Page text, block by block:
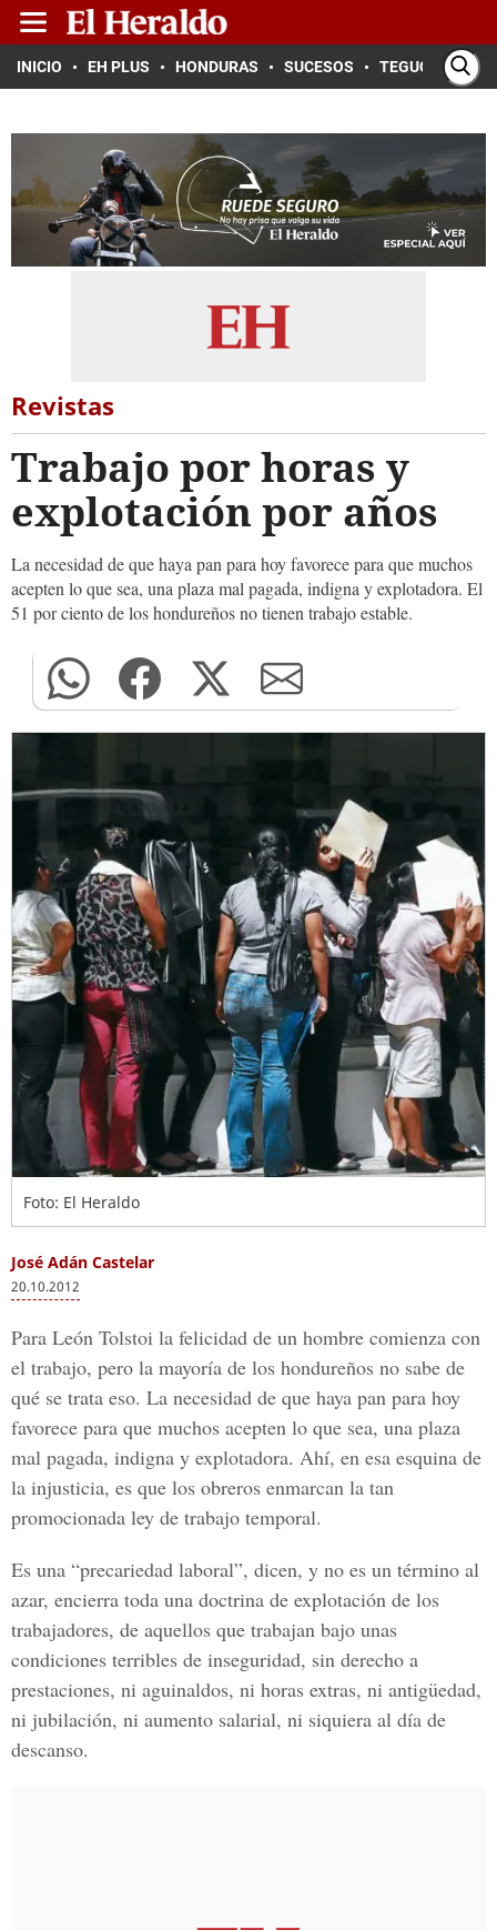
INICIO EH PLUS HONDURAS SUCESOS TEGUCIGALPA
Revistas
Trabajo por horas y
explotación por años
La necesidad de que haya pan para hoy favorece para que muchos
acepten lo que sea, una plaza mal pagada, indigna y explotadora. El
51 por ciento de los hondureños no tienen trabajo estable.
Foto: El Heraldo
José Adán Castelar
20.10.2012
Para León Tolstoi la felicidad de un hombre comienza con
el trabajo, pero la mayoría de los hondureños no sabe de
qué se trata eso. La necesidad de que haya pan para hoy
favorece para que muchos acepten lo que sea, una plaza
mal pagada, indigna y explotadora. Ahí, en esa esquina de
la injusticia, es que los obreros enmarcan la tan
promocionada ley de trabajo temporal.
Es una “precariedad laboral”, dicen, y no es un término al
azar, encierra toda una doctrina de explotación de los
trabajadores, de aquellos que trabajan bajo unas
condiciones terribles de inseguridad, sin derecho a
prestaciones, ni aguinaldos, ni horas extras, ni antigüedad,
ni jubilación, ni aumento salarial, ni siquiera al día de
descanso.